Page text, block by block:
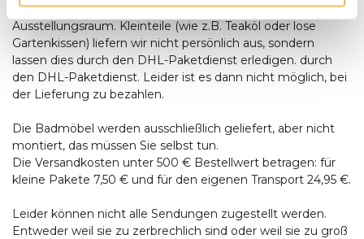
bezahlen. Lieferung per Banküberweisung oder in unserem
Ausstellungsraum. Kleinteile (wie z.B. Teaköl oder lose
Gartenkissen) liefern wir nicht persönlich aus, sondern
lassen dies durch den DHL-Paketdienst erledigen. durch
den DHL-Paketdienst. Leider ist es dann nicht möglich, bei
der Lieferung zu bezahlen.
Die Badmöbel werden ausschließlich geliefert, aber nicht
montiert, das müssen Sie selbst tun.
Die Versandkosten unter 500 € Bestellwert betragen: für
kleine Pakete 7,50 € und für den eigenen Transport 24,95 €.
Leider können nicht alle Sendungen zugestellt werden.
Entweder weil sie zu zerbrechlich sind oder weil sie zu groß